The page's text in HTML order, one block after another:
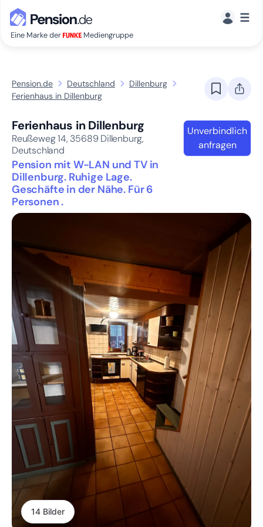
Eine Marke der Mediengruppe
☰
Pension.de Deutschland
Dillenburg
Ferienhaus in Dillenburg
Ferienhaus in Dillenburg
Reußeweg 14, 35689 Dillenburg,
Deutschland
Pension mit W-LAN und TV in
Dillenburg. Ruhige Lage.
Geschäfte in der Nähe. Für 6
Personen .
Unverbindlich
anfragen
14 Bilder